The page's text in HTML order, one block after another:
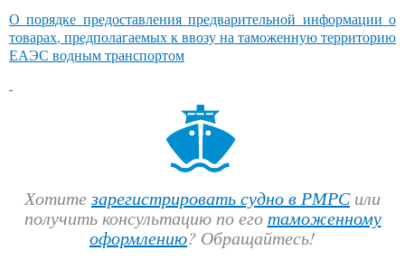
О порядке предоставления предварительной информации о
товарах, предполагаемых к ввозу на таможенную территорию
ЕАЭС водным транспортом
Хотитезарегистрировать судно в РМРСили
получить консультацию по его таможенному
оформлению? Обращайтесь!